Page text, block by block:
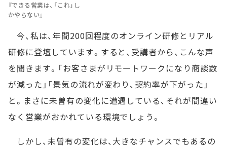
『できる営業は、「これ」し
かやらない』
今、私は、年間200回程度のオンライン研修とリアル
研修に登壇しています。すると、受講者から、こんな声
を聞きます。「お客さまがリモートワークになり商談数
が減った」「景気の流れが変わり、契約率が下がった」
と。まさに未曽有の変化に遭遇している、それが間違い
なく営業がおかれている環境でしょう。
しかし、未曽有の変化は、大きなチャンスでもあるの